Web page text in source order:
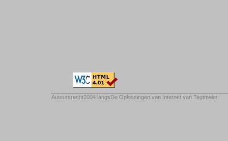
Auteursrecht2004 langsDe Oplossingen van Internet van Tegtmeier